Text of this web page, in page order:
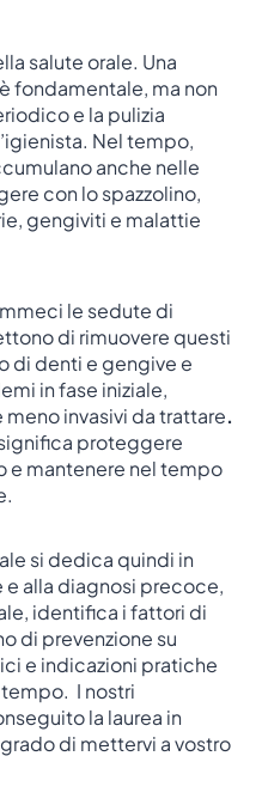
salute orale. Una
fondamentale, ma non
e la pulizia
Nel tempo,
anche nelle
con lo spazzolino,
gengiviti e malattie
le sedute di
di rimuovere questi
di denti e gengive e
in fase iniziale,
invasivi da trattare.
proteggere
e mantenere nel tempo
si dedica quindi in
e alla diagnosi precoce,
identifica i fattori di
di prevenzione su
e indicazioni pratiche
I nostri
la laurea in
di mettervi a vostro